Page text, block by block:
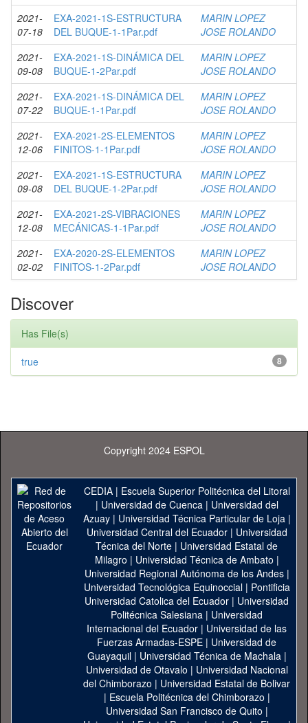
2021-
07-18
EXA-2021-1S-ESTRUCTURA
DEL BUQUE-1-1Par.pdf
MARIN LOPEZ
JOSE ROLANDO
2021-
09-08
EXA-2021-1S-DINÁMICA DEL
BUQUE-1-2Par.pdf
MARIN LOPEZ
JOSE ROLANDO
2021-
07-22
EXA-2021-1S-DINÁMICA DEL
BUQUE-1-1Par.pdf
MARIN LOPEZ
JOSE ROLANDO
2021-
12-06
EXA-2021-2S-ELEMENTOS
FINITOS-1-1Par.pdf
MARIN LOPEZ
JOSE ROLANDO
2021-
09-08
EXA-2021-1S-ESTRUCTURA
DEL BUQUE-1-2Par.pdf
MARIN LOPEZ
JOSE ROLANDO
2021-
12-08
EXA-2021-2S-VIBRACIONES
MECÁNICAS-1-1Par.pdf
MARIN LOPEZ
JOSE ROLANDO
2021-
02-02
EXA-2020-2S-ELEMENTOS
FINITOS-1-2Par.pdf
MARIN LOPEZ
JOSE ROLANDO
Discover
Has File(s)
8
true
Copyright 2024 ESPOL
CEDIA| Escuela Superior Politécnica del Litoral
| Universidad de Cuenca| Universidad del
Azuay| Universidad Técnica Particular de Loja|
Universidad Central del Ecuador| Universidad
Técnica del Norte | Universidad Estatal de
Milagro | Universidad Técnica de Ambato |
Universidad Regional Autónoma de los Andes|
Universidad Tecnológica Equinoccial| Pontificia
Universidad Catolica del Ecuador | Universidad
Politécnica Salesiana | Universidad
Internacional del Ecuador | Universidad de las
Fuerzas Armadas-ESPE | Universidad de
Guayaquil| Universidad Técnica de Machala|
Universidad de Otavalo | Universidad Nacional
del Chimborazo | Universidad Estatal de Bolivar
| Escuela Politécnica del Chimborazo |
Universidad San Francisco de Quito |